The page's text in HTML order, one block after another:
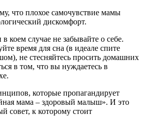
что плохое самочувствие мамы
дискомфорт.
коем случае не забывайте о себе.
время для сна (в идеале спите
не стесняйтесь просить домашних
в том, что вы нуждаетесь в
которые пропагандирует
мама – здоровый малыш». И это
совет, к которому стоит